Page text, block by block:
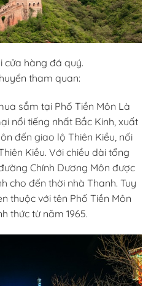
cửa hàng đá quý.
tham quan:
sắm tại Phố Tiền Môn Là
nổi tiếng nhất Bắc Kinh, xuất
đến giao lộ Thiên Kiều, nối
Kiều. Với chiều dài tổng
Chính Dương Môn được
cho đến thời nhà Thanh. Tuy
thuộc với tên Phố Tiền Môn
thức từ năm 1965.